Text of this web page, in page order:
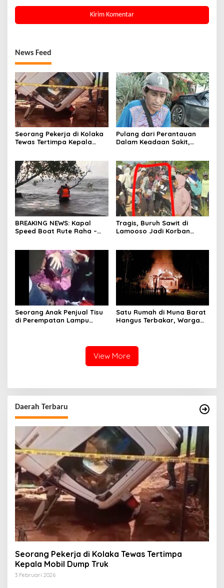
News Feed
Seorang Pekerja di Kolaka
Tewas Tertimpa Kepala
Pulang dari Perantauan
Dalam Keadaan Sakit,
BREAKING NEWS: Kapal
Speed Boat Rute Raha –
Tragis, Buruh Sawit di
Lamooso Jadi Korban
Seorang Anak Penjual Tisu
di Perempatan Lampu
Satu Rumah di Muna Barat
Hangus Terbakar, Warga
View More
Daerah Terbaru
Seorang Pekerja di Kolaka Tewas Tertimpa
Kepala Mobil Dump Truk
3 Februari 2026